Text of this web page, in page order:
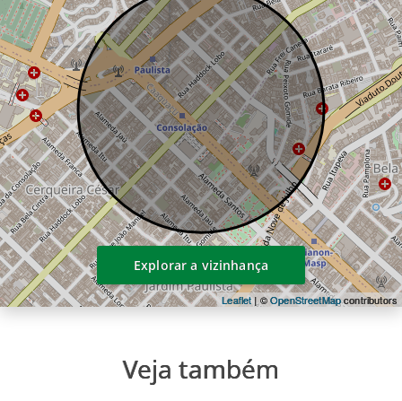
Leaflet| ©OpenStreetMapcontributors
Explorar a vizinhança
Veja também